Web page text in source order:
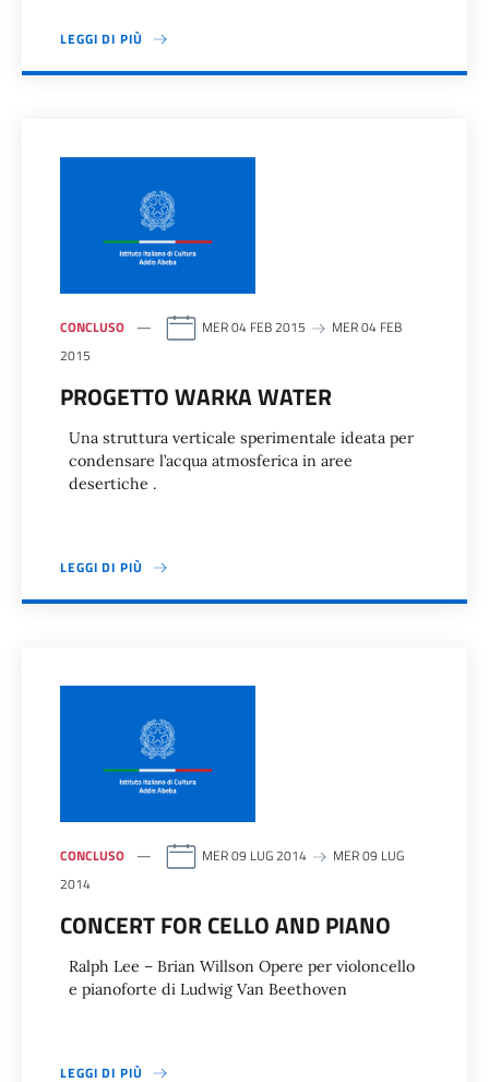
LEGGI DI PIÙ
CONCLUSO MER 04 FEB 2015
MER 04 FEB
2015
PROGETTO WARKA WATER
Una struttura verticale sperimentale ideata per
condensare l’acqua atmosferica in aree
desertiche .
LEGGI DI PIÙ
CONCLUSO MER 09 LUG 2014
MER 09 LUG
2014
CONCERT FOR CELLO AND PIANO
Ralph Lee – Brian Willson Opere per violoncello
e pianoforte di Ludwig Van Beethoven
LEGGI DI PIÙ